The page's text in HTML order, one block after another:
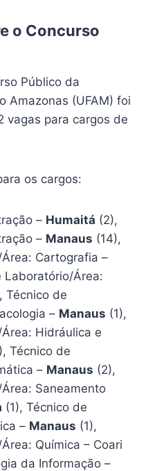
o Concurso
Público da
Amazonas (UFAM) foi
vagas para cargos de
os cargos:
– Humaitá (2),
– Manaus (14),
Cartografia –
Laboratório/Área:
Técnico de
– Manaus (1),
Hidráulica e
Técnico de
– Manaus (2),
Saneamento
(1), Técnico de
– Manaus (1),
Química – Coari
da Informação –